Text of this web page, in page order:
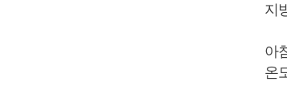
지
아
온